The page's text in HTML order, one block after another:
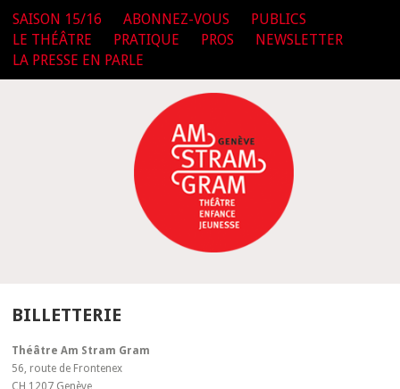
SAISON 15/16 ABONNEZ-VOUS
PUBLICS
LE THÉÂTRE
PRATIQUE PROS
NEWSLETTER
LA PRESSE EN PARLE
BILLETTERIE
Théâtre Am Stram Gram
56, route de Frontenex
CH 1207 Genève